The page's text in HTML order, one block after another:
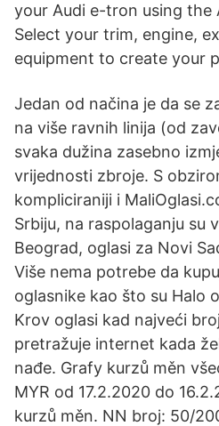
your Audi e-tron using the
Select your trim, engine,
equipment to create your
Jedan od načina je da se
na više ravnih linija (od
svaka dužina zasebno
vrijednosti zbroje. S
kompliciraniji i
Srbiju, na raspolaganju su
Beograd, oglasi za Novi
Više nema potrebe da
oglasnike kao što su Halo
Krov oglasi kad najveći
pretražuje internet kada
nađe. Grafy kurzů měn
MYR od 17.2.2020 do
kurzů měn. NN broj: 50/